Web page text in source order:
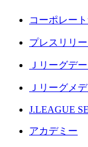
コーポレー
プレスリリ
Ｊリーグデ
Ｊリーグメ
J.LEAGUE
アカデミー